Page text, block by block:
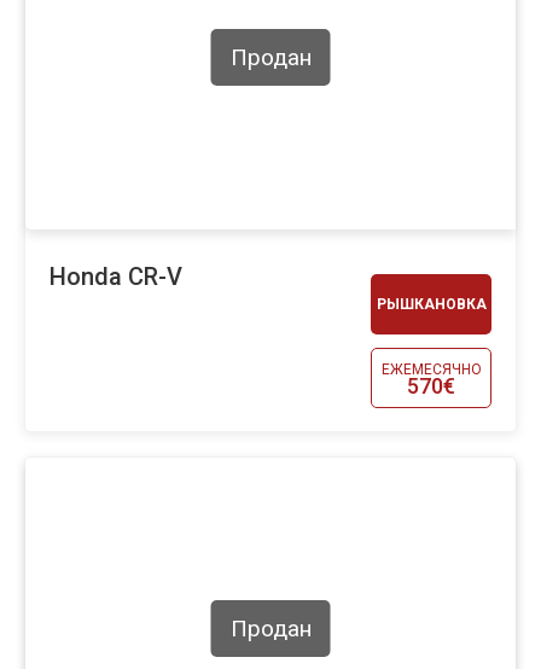
РЫШКАНОВКА
ЕЖЕМЕСЯЧНО
570€
Продан
Honda CR-V
Продан